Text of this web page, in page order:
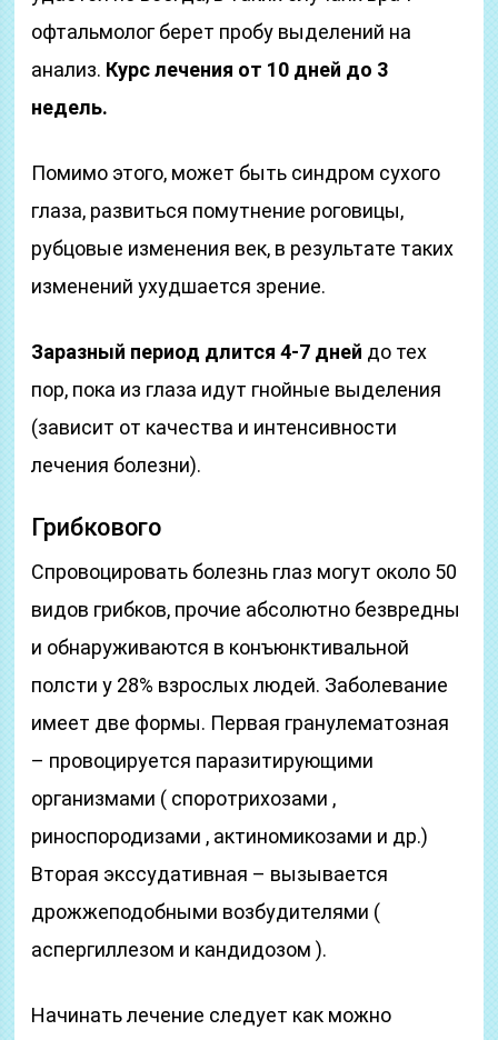
офтальмолог берет пробу выделений на
анализ. Курс лечения от 10 дней до 3
недель.
Помимо этого, может быть синдром сухого
глаза, развиться помутнение роговицы,
рубцовые изменения век, в результате таких
изменений ухудшается зрение.
Заразный период длится 4-7 дней до тех
пор, пока из глаза идут гнойные выделения
(зависит от качества и интенсивности
лечения болезни).
Грибкового
Спровоцировать болезнь глаз могут около 50
видов грибков, прочие абсолютно безвредны
и обнаруживаются в конъюнктивальной
полсти у 28% взрослых людей. Заболевание
имеет две формы. Первая гранулематозная
– провоцируется паразитирующими
организмами ( споротрихозами ,
риноспородизами , актиномикозами и др.)
Вторая экссудативная – вызывается
дрожжеподобными возбудителями (
аспергиллезом и кандидозом ).
Начинать лечение следует как можно